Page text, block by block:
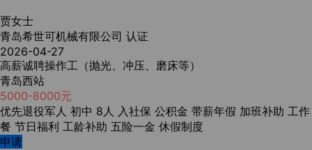
贾女士
青岛希世可机械有限公司 认证
2026-04-27
高薪诚聘操作工（抛光、冲压、磨床等）
青岛西站
5000-8000元
优先退役军人 初中 8人 入社保 公积金 带薪年假 加班补助 工作
餐 节日福利 工龄补助 五险一金 休假制度
申请